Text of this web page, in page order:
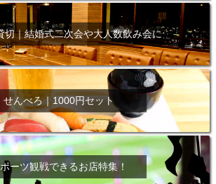
切｜結婚式二次会や大人数飲み会に
せんべろ｜1000円セット
ーツ観戦できるお店特集！